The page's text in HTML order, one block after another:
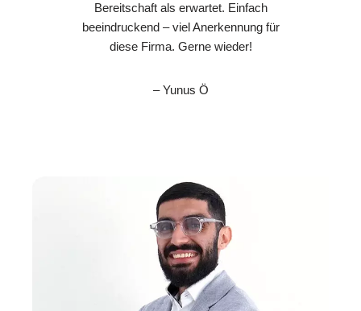
Bereitschaft als erwartet. Einfach
beeindruckend – viel Anerkennung für
diese Firma. Gerne wieder!
– Yunus Ö